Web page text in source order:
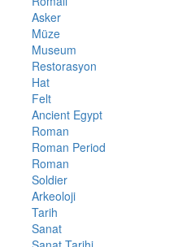
Asker
Müze
Museum
Restorasyon
Hat
Felt
Ancient Egypt
Roman
Roman Period
Roman
Soldier
Arkeoloji
Tarih
Sanat